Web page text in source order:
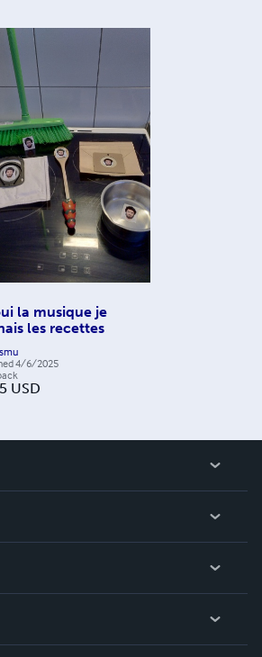
la musique je
les recettes
4/6/2025
USD